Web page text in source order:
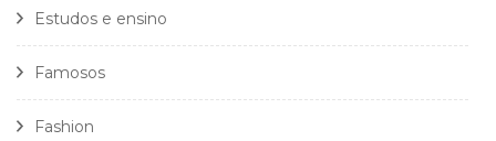
Estudos e ensino
Famosos
Fashion